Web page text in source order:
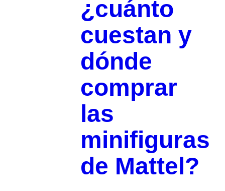
¿cuánto
cuestan y
dónde
comprar
las
minifiguras
de Mattel?